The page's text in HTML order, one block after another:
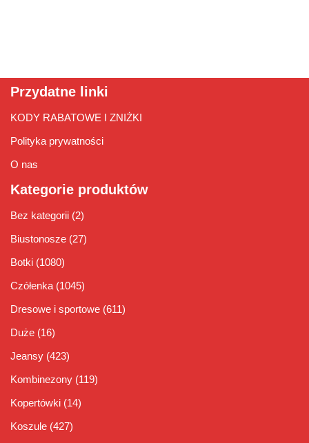
Przydatne linki
KODY RABATOWE I ZNIŻKI
Polityka prywatności
O nas
Kategorie produktów
Bez kategorii (2)
Biustonosze (27)
Botki (1080)
Czółenka (1045)
Dresowe i sportowe (611)
Duże (16)
Jeansy (423)
Kombinezony (119)
Kopertówki (14)
Koszule (427)